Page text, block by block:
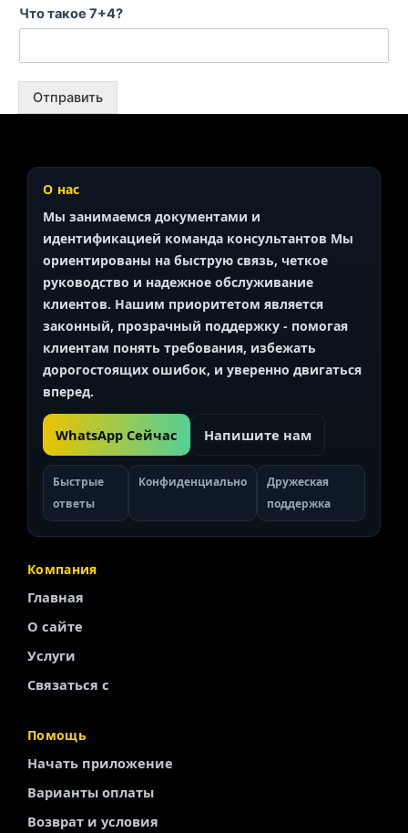
Что такое 7+4?
Отправить
О нас
Мы занимаемся документами и
идентификацией команда консультантов Мы
ориентированы на быструю связь, четкое
руководство и надежное обслуживание
клиентов. Нашим приоритетом является
законный, прозрачный поддержку - помогая
клиентам понять требования, избежать
дорогостоящих ошибок, и уверенно двигаться
вперед.
WhatsApp Сейчас Напишите нам
Быстрые
ответы
Конфиденциально
Дружеская
поддержка
Компания
Главная
О сайте
Услуги
Связаться с
Помощь
Начать приложение
Варианты оплаты
Возврат и условия